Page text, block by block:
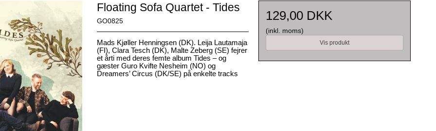
Floating Sofa Quartet - Tides
GO0825
Mads Kjøller Henningsen (DK). Leija Lautamaja
(FI), Clara Tesch (DK), Malte Zeberg (SE) fejrer
et årti med deres femte album Tides – og
gæster Guro Kvifte Nesheim (NO) og
Dreamers’ Circus (DK/SE) på enkelte tracks
129,00 DKK
(inkl. moms)
Vis produkt